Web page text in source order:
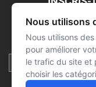
Reste à l’affût des
d’urgence et ne
Nous utilisons
Nous utilisons
pour améliorer
le trafic du site et
choisir les